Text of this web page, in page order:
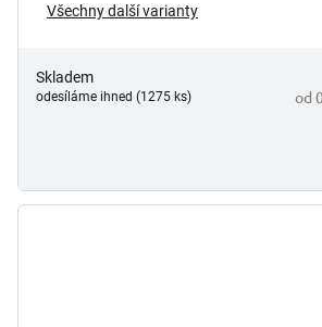
Všechny další varianty
Skladem
odesíláme ihned (1275 ks) od